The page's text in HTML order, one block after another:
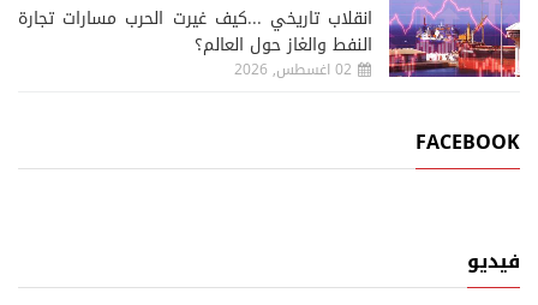
انقلاب تاريخي ...كيف غيرت الحرب مسارات تجارة
النفط والغاز حول العالم؟
02 اغسطس, 2026
FACEBOOK
فيديو